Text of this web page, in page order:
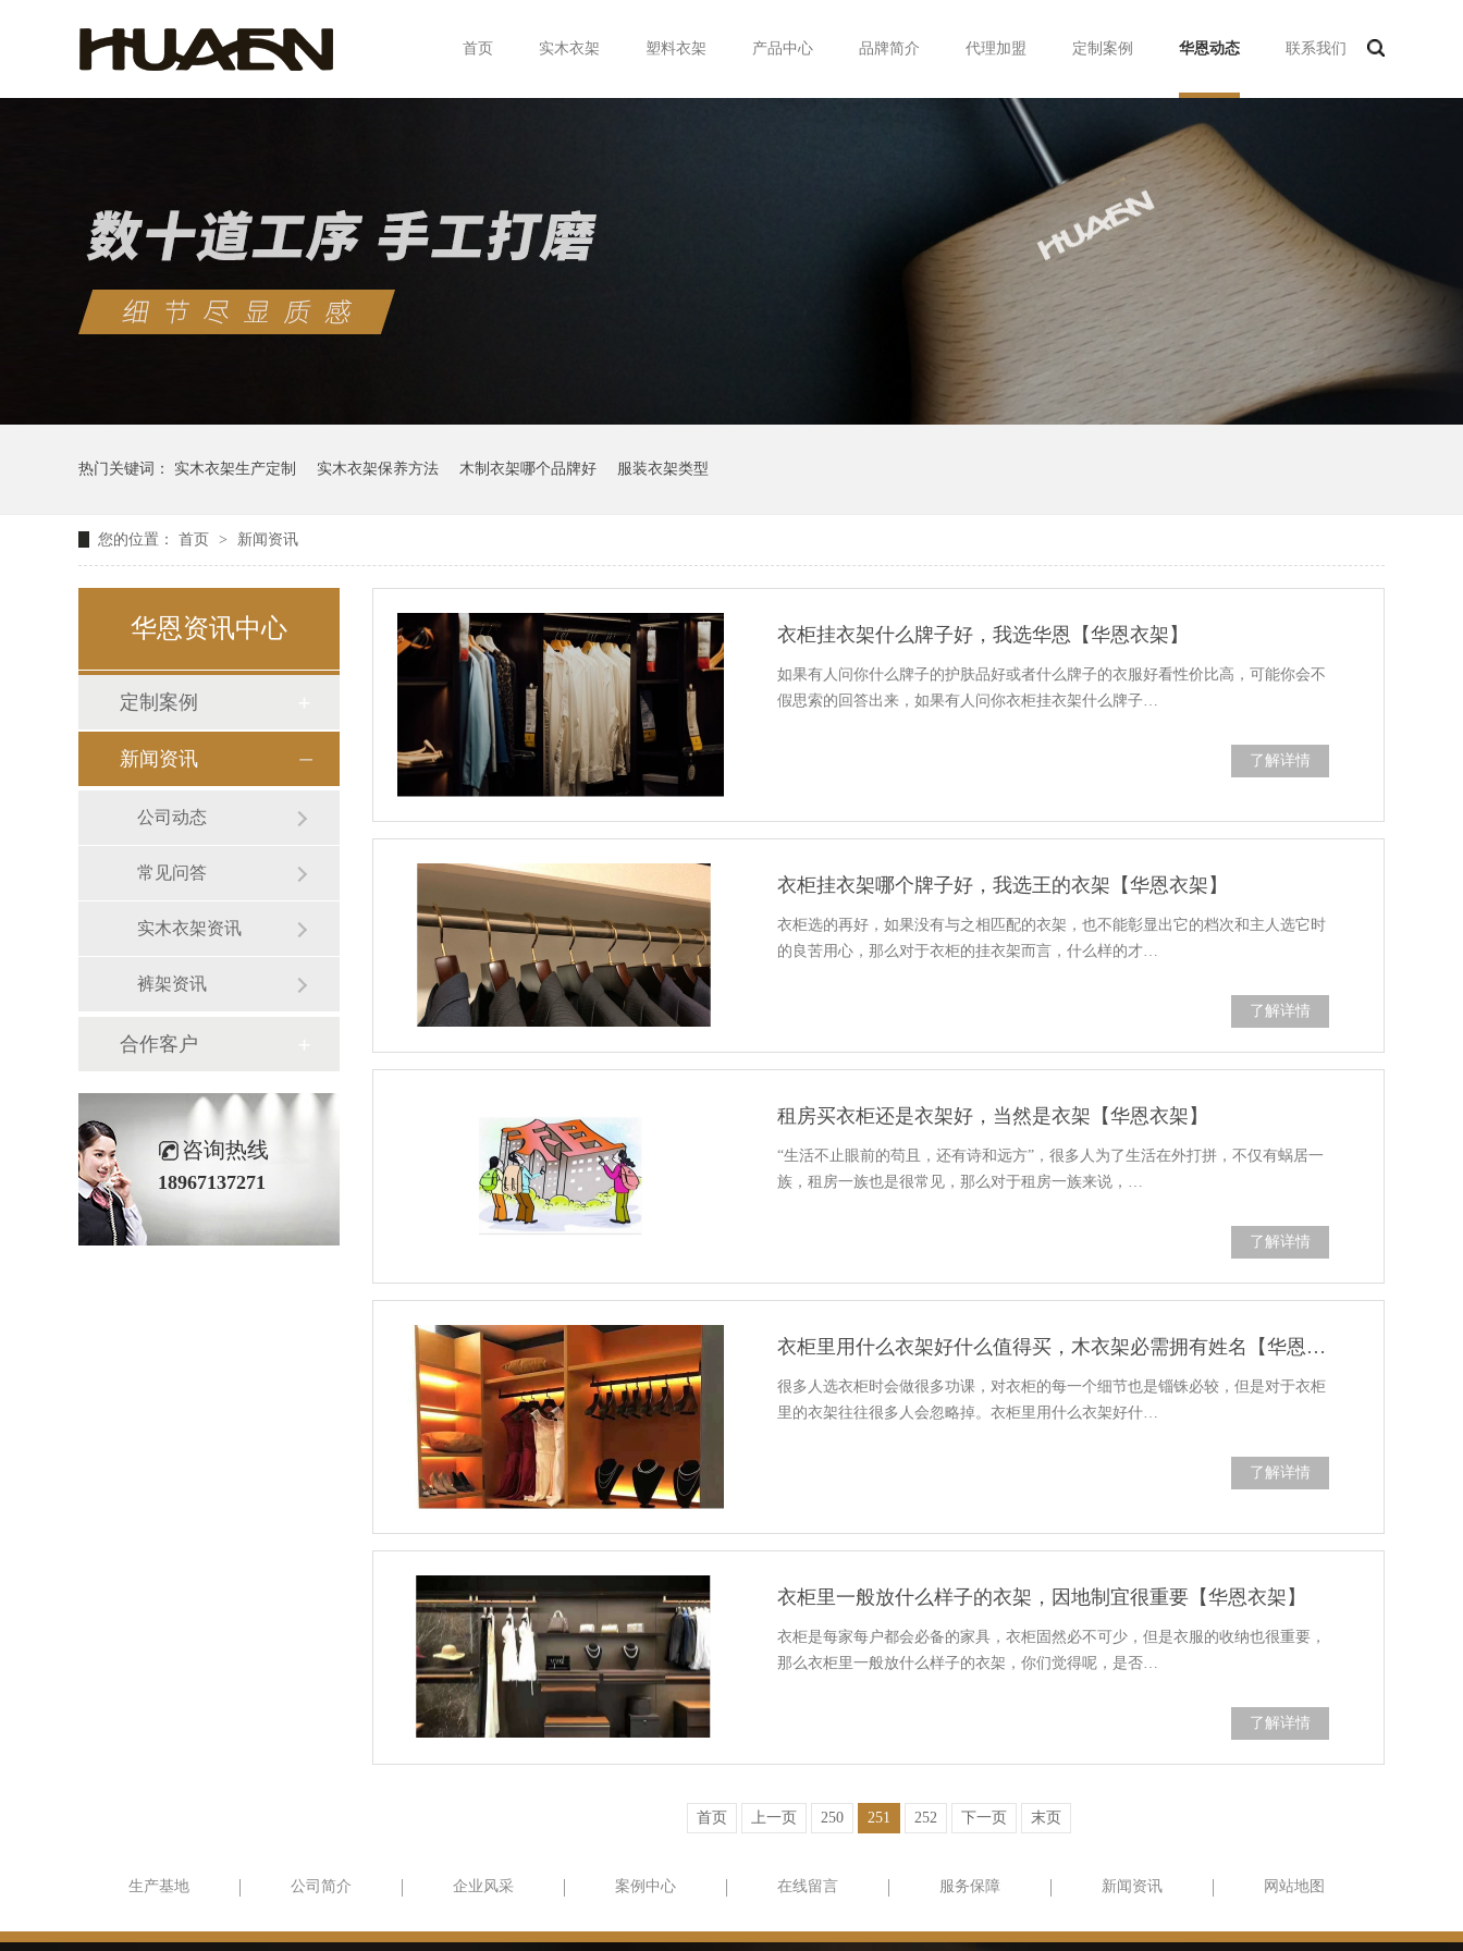
首页 实木衣架 塑料衣架 产品中心 品牌简介 代理加盟 定制案例 华恩动态 联系我们
热门关键词： 实木衣架生产定制 实木衣架保养方法 木制衣架哪个品牌好 服装衣架类型
您的位置： 首页 > 新闻资讯
华恩资讯中心
定制案例
新闻资讯
公司动态
常见问答
实木衣架资讯
裤架资讯
合作客户
咨询热线
18967137271
衣柜挂衣架什么牌子好，我选华恩【华恩衣架】
如果有人问你什么牌子的护肤品好或者什么牌子的衣服好看性价比高，可能你会不
假思索的回答出来，如果有人问你衣柜挂衣架什么牌子…
了解详情
衣柜挂衣架哪个牌子好，我选王的衣架【华恩衣架】
衣柜选的再好，如果没有与之相匹配的衣架，也不能彰显出它的档次和主人选它时
的良苦用心，那么对于衣柜的挂衣架而言，什么样的才…
了解详情
租房买衣柜还是衣架好，当然是衣架【华恩衣架】
“生活不止眼前的苟且，还有诗和远方”，很多人为了生活在外打拼，不仅有蜗居一
族，租房一族也是很常见，那么对于租房一族来说，…
了解详情
衣柜里用什么衣架好什么值得买，木衣架必需拥有姓名【华恩衣架】
很多人选衣柜时会做很多功课，对衣柜的每一个细节也是锱铢必较，但是对于衣柜
里的衣架往往很多人会忽略掉。衣柜里用什么衣架好什…
了解详情
衣柜里一般放什么样子的衣架，因地制宜很重要【华恩衣架】
衣柜是每家每户都会必备的家具，衣柜固然必不可少，但是衣服的收纳也很重要，
那么衣柜里一般放什么样子的衣架，你们觉得呢，是否…
了解详情
首页 上一页 250 251 252 下一页 末页
生产基地 公司简介 企业风采 案例中心 在线留言 服务保障 新闻资讯 网站地图